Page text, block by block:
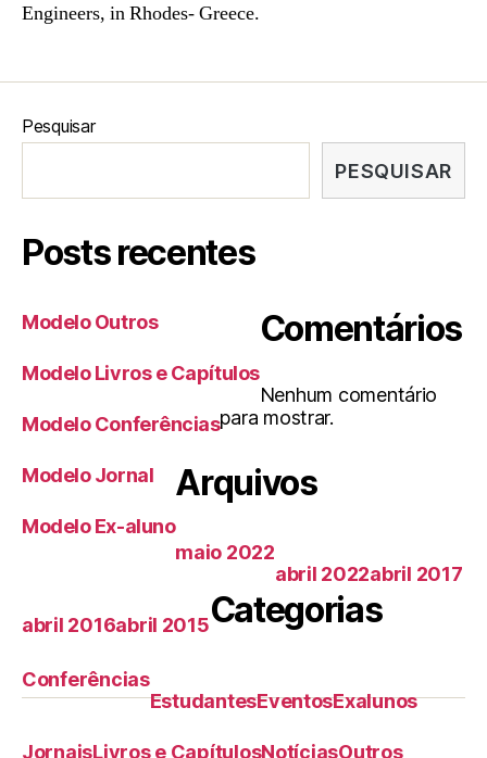
Engineers, in Rhodes- Greece.
Pesquisar
PESQUISAR
Posts recentes
Modelo Outros
Modelo Livros e Capítulos
Modelo Conferências
Modelo Jornal
Modelo Ex-aluno
Comentários
Nenhum comentário
para mostrar.
Arquivos
maio 2022
abril 2022abril 2017
abril 2016abril 2015Categorias
Conferências
EstudantesEventosExalunos
JornaisLivros e CapítulosNotíciasOutros